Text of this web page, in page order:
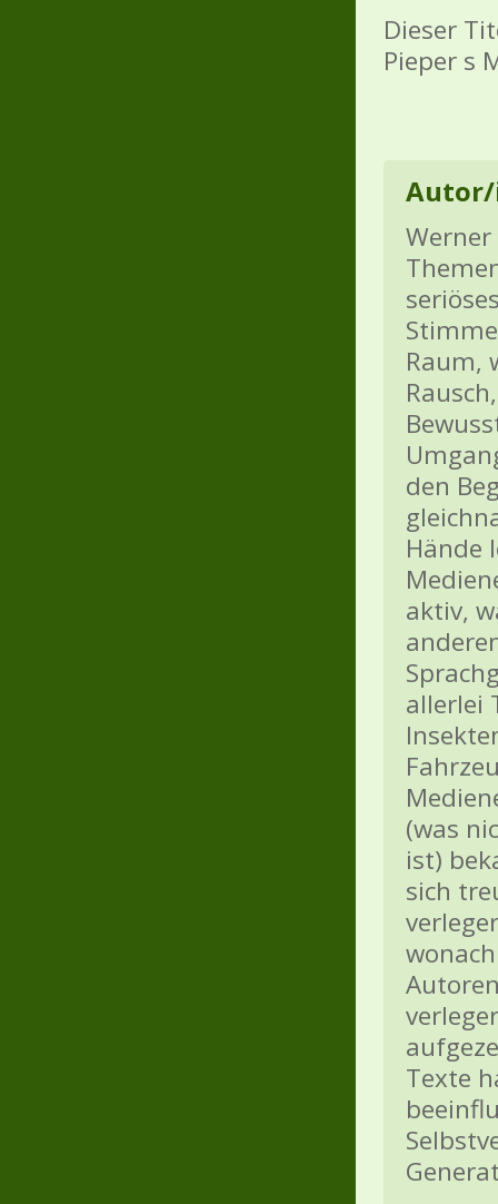
Dieser
Pieper s
Raum,
Rausch,
den
Hände
aktiv,
allerlei
(was
ist)
sich
Texte